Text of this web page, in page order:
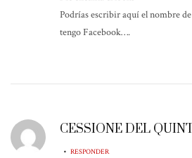
Podrías escribir aquí el nombre
tengo Facebook….
CESSIONE DEL
• RESPONDER